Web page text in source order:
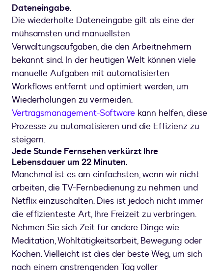
Dateneingabe.
Die wiederholte Dateneingabe gilt als eine der
mühsamsten und manuellsten
Verwaltungsaufgaben, die den Arbeitnehmern
bekannt sind. In der heutigen Welt können viele
manuelle Aufgaben mit automatisierten
Workflows entfernt und optimiert werden, um
Wiederholungen zu vermeiden.
Vertragsmanagement-Software kann helfen, diese
Prozesse zu automatisieren und die Effizienz zu
steigern.
Jede Stunde Fernsehen verkürzt Ihre
Lebensdauer um 22 Minuten.
Manchmal ist es am einfachsten, wenn wir nicht
arbeiten, die TV-Fernbedienung zu nehmen und
Netflix einzuschalten. Dies ist jedoch nicht immer
die effizienteste Art, Ihre Freizeit zu verbringen.
Nehmen Sie sich Zeit für andere Dinge wie
Meditation, Wohltätigkeitsarbeit, Bewegung oder
Kochen. Vielleicht ist dies der beste Weg, um sich
nach einem anstrengenden Tag voller